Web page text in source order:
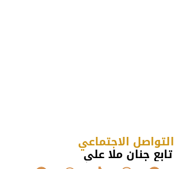
التواصل الاجتماعي
تابع جنان ملا علي